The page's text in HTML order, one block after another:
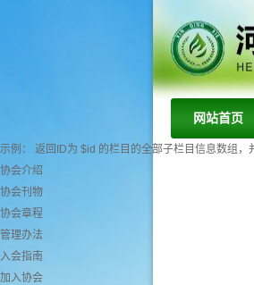
网站首页
示例： 返回ID为 $id 的栏目的全部子栏目信息数组
协会介绍
协会刊物
协会章程
管理办法
入会指南
加入协会